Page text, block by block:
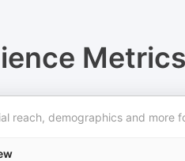
Metrics
reach, demographics and more